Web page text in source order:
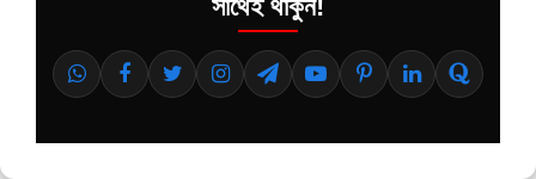
সাথেই থাকুন!